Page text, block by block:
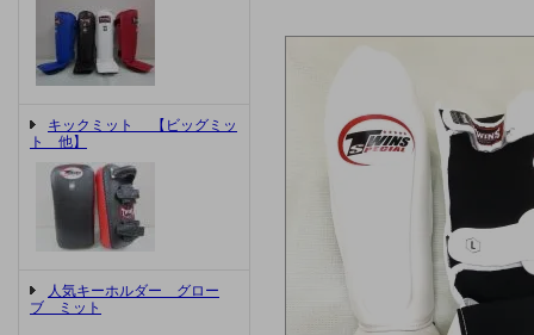
キックミット 【ビッグミッ
ト 他】
人気キーホルダー グロー
ブ ミット